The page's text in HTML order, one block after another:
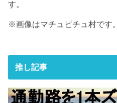
す。
※画像はマチュピチュ村です。
推し記事